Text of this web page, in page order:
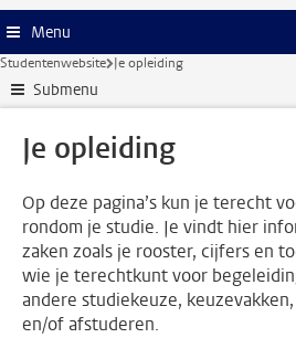
Menu
Studentenwebsite Je opleiding
Submenu
Je opleiding
Op deze pagina’s kun je terecht
rondom je studie. Je vindt hier
zaken zoals je rooster, cijfers en
wie je terechtkunt voor
andere studiekeuze,
en/of afstuderen.